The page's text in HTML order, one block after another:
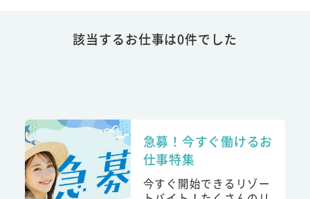
該当するお仕事は0件でした
急募！今すぐ働けるお
仕事特集
今すぐ開始できるリゾー